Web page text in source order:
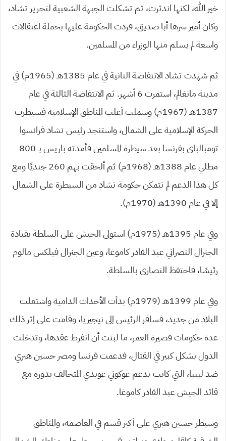
خير الله، لكنها اندثرت، ثم تشكلت الجبهة الشعبية لتحرير تشاد،
وكان أمير سرها أبا صديق، فردت الحكومة عليها بحملة اعتقالات
واسعة لم يسلم منها الوزراء من المسلمين.
ثم شهدت تشاد الانتفاضة الثانية في عام 1385هـ (1965م) في
مدينة مانغالم، استمرت 6 أشهر. ثم الانتفاضة الثالثة في عام
1387هـ (1967م) وشملت أغلب المناطق الإسلامية فسيطرت
الحركة الإسلامية على الشمال، واستنجد رئيس تشاد فرانسوا
تومبالباي بفرنسا بعد سيطرة المسلمين فأمدته باريس بـ 800
مظلي عام 1388هـ (1968م) ثم ألحقت بهم 260 جنديًا ومع
كل هذا الدعم لم تتمكن حكومة تشاد من السيطرة على الشمال
إلا في عام 1390هـ (1970م).
وفي عام 1395هـ (1975م) استولى الجيش على السلطة بقيادة
الجنرال النصراني عبد القادر كاموغا، وعين الجنرال فيلكس مالوم
رئيسًا، فاحتفظ النصارى بالسلطة.
وفي عام 1399هـ (1979م) بدأت الأحداث الدامية واشتعلت
البلاد من جديد، فسافر الرئيس إلى نيجيريا، وقامت على إثر ذلك
عدة حكومات قصيرة العمر، ما لبثت أن انفرط عقدها، وتدخلت
الدول بشكل كبير في القتال، فدعمت فرنسا ومصر حسين هبري
ضد ليبيا، التي كانت تدعم غوكوني عويدي المتحالف بدوره مع
قائد الجيش عبد القادر كاموغا.
وسيطر حسين هبري على أكبر قسم في العاصمة، والمناطق